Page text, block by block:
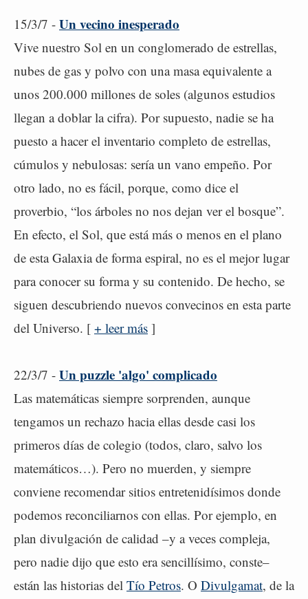
15/3/7 - Un vecino inesperado
Vive nuestro Sol en un conglomerado de estrellas,
nubes de gas y polvo con una masa equivalente a
unos 200.000 millones de soles (algunos estudios
llegan a doblar la cifra). Por supuesto, nadie se ha
puesto a hacer el inventario completo de estrellas,
cúmulos y nebulosas: sería un vano empeño. Por
otro lado, no es fácil, porque, como dice el
proverbio, “los árboles no nos dejan ver el bosque”.
En efecto, el Sol, que está más o menos en el plano
de esta Galaxia de forma espiral, no es el mejor lugar
para conocer su forma y su contenido. De hecho, se
siguen descubriendo nuevos convecinos en esta parte
del Universo. [ + leer más ]
22/3/7 - Un puzzle 'algo' complicado
Las matemáticas siempre sorprenden, aunque
tengamos un rechazo hacia ellas desde casi los
primeros días de colegio (todos, claro, salvo los
matemáticos…). Pero no muerden, y siempre
conviene recomendar sitios entretenidísimos donde
podemos reconciliarnos con ellas. Por ejemplo, en
plan divulgación de calidad –y a veces compleja,
pero nadie dijo que esto era sencillísimo, conste–
están las historias del Tío Petros. O Divulgamat, de la